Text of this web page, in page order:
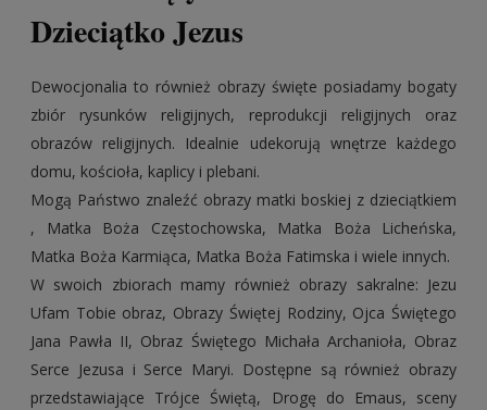
Dzieciątko Jezus
Dewocjonalia to również obrazy święte posiadamy bogaty
zbiór rysunków religijnych, reprodukcji religijnych oraz
obrazów religijnych. Idealnie udekorują wnętrze każdego
domu, kościoła, kaplicy i plebani.
Mogą Państwo znaleźć obrazy matki boskiej z dzieciątkiem
, Matka Boża Częstochowska, Matka Boża Licheńska,
Matka Boża Karmiąca, Matka Boża Fatimska i wiele innych.
W swoich zbiorach mamy również obrazy sakralne: Jezu
Ufam Tobie obraz, Obrazy Świętej Rodziny, Ojca Świętego
Jana Pawła II, Obraz Świętego Michała Archanioła, Obraz
Serce Jezusa i Serce Maryi. Dostępne są również obrazy
przedstawiające Trójce Świętą, Drogę do Emaus, sceny